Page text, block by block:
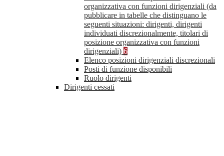
organizzativa con funzioni dirigenziali (da
pubblicare in tabelle che distinguano le
seguenti situazioni: dirigenti, dirigenti
individuati discrezionalmente, titolari di
posizione organizzativa con funzioni
dirigenziali) 6
Elenco posizioni dirigenziali discrezionali
Posti di funzione disponibili
Ruolo dirigenti
Dirigenti cessati